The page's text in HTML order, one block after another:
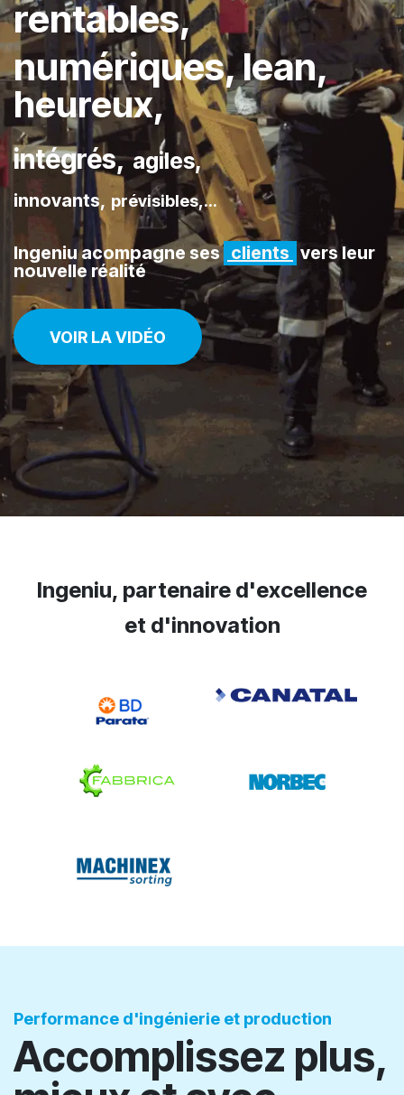
rentables,​
numériques, lean,
heureux,
intégrés, agiles,
innovants, prévisibles,...
Ingeniu acompagne ses clients vers leur
nouvelle réalité
VOIR LA VIDÉO
Ingeniu, partenaire d'excellence
et d'innovation
Performance d'ingénierie et production